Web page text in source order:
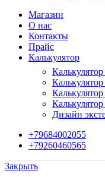
Магазин
О нас
Контакты
Прайс
Калькулятор
Дизайн
+79684002055
+79260460565
Закрыть